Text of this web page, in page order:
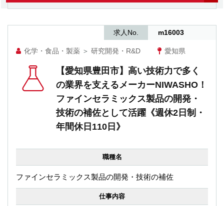
化学・食品・製薬 ＞ 研究開発・R&D 愛知県
求人No. m16003
【愛知県豊田市】高い技術力で多く
の業界を支えるメーカーNIWASHO！
ファインセラミックス製品の開発・
技術の補佐として活躍《週休2日制・
年間休日110日》
職種名
ファインセラミックス製品の開発・技術の補佐
仕事内容